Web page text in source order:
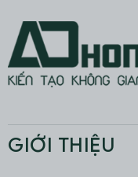
GIỚI THIỆU